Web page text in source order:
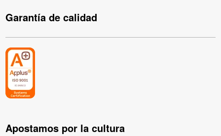
Garantía de calidad
Apostamos por la cultura